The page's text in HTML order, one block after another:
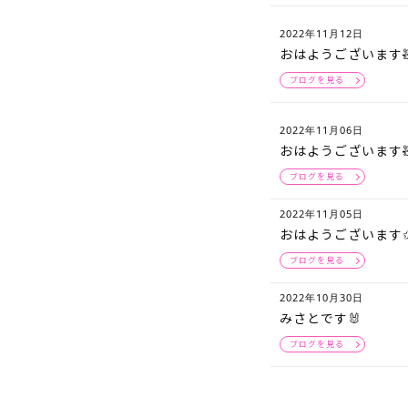
2022年11月12日
おはようございま
ブログを見る
2022年11月06日
おはようございます
ブログを見る
2022年11月05日
おはようございます
ブログを見る
2022年10月30日
みさとです🐰
ブログを見る